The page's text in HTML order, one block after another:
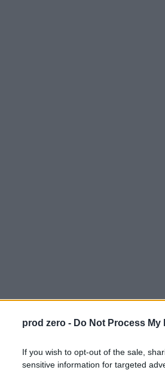
prod zero - Do Not Process
If you wish to opt-out of the sale,
sensitive information for targeted